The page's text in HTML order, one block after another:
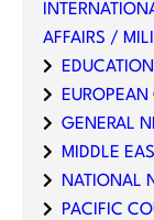
AFFAIRS /
EDUCATION
EUROPEAN
GENERAL
MIDDLE
NATIONAL
PACIFIC